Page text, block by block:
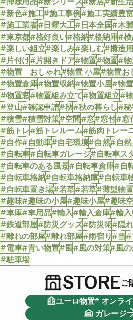
#新色#施工#施工事例#施工実績豊富
#施工業者#日曜大工#日本全国#木
#東京都#格好良い#格納#格納庫#検
#楽しい組立#楽しみ#楽しむ#構造
#片付け#片開きドア#物置#物置#物
#物置 おしゃれ#物置 小屋#物置お
#物置倉庫#物置収納#物置小屋#物
#物置窓#物置組み立て#物置組立#
#登山#確認申請#秋#秋の暮らし#秘
#積雪#積雪対策#空間#窓#窓付#窓
#筋トレ#筋トレルーム#筋肉トレー
#自作#自動車#自宅環境#自然#自然
#自転車#自転車ガレージ#自転車ス
#自転車のある風景#自転車倉庫#自
#自転車格納#自転車格納庫#自転車
#自転車置き場#若草#若草#薄型物置
#趣味#趣味の小屋#趣味小屋#趣味
#車庫#車用品#輸入#輸入倉庫#輸入
#鉄道部屋#防災グッズ#防災術#隠
#離れの部屋#離れ部屋#雨宿り#雪#
#電車#青い物置#風#風の対策#風の
#駐車場
STOREご
ユーロ物置® オンラ
ガレージ